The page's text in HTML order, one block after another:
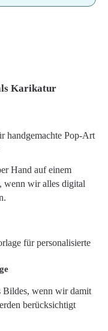
Karikatur
Hand auf einem
wenn wir alles digital
Bildes, wenn wir damit
berücksichtigt